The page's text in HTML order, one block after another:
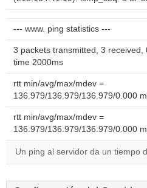
--- www. ping statistics ---
3 packets transmitted, 3 received,
time 2000ms
rtt min/avg/max/mdev =
136.979/136.979/136.979/0.000
rtt min/avg/max/mdev =
136.979/136.979/136.979/0.000
Un ping al servidor da un tiempo